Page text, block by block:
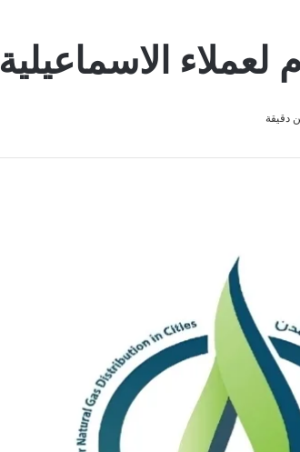
الاسماعيلية
دقيقة